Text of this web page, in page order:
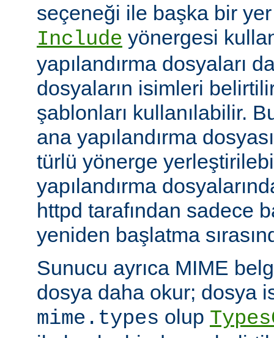
seçeneği ile başka bir
Include yönergesi
yapılandırma dosyaları
dosyaların isimleri
şablonları kullanılabilir.
ana yapılandırma
türlü yönerge
yapılandırma
httpd tarafından sadece
yeniden başlatma
Sunucu ayrıca MIME
dosya daha okur; dosya
mime.types olup